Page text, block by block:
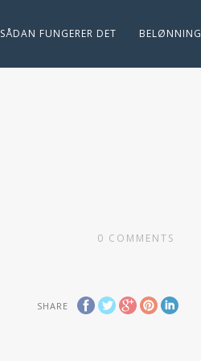
SÅDAN FUNGERER DET BELØNNING
0 COMMENTS
SHARE